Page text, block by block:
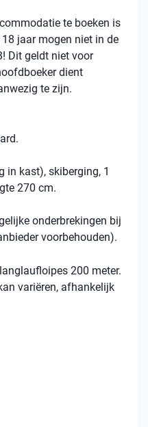
te boeken is
jaar mogen niet in de
Dit geldt niet voor
dient
te zijn.
in kast), skiberging, 1
270 cm.
onderbrekingen bij
voorbehouden).
200 meter.
variëren, afhankelijk